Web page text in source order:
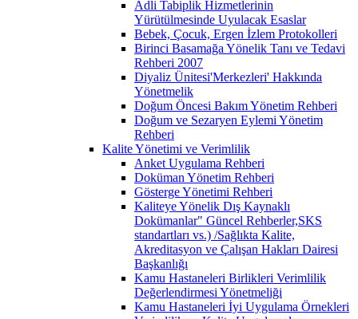
Adli Tabiplik Hizmetlerinin
Yürütülmesinde Uyulacak Esaslar
Bebek, Çocuk, Ergen İzlem Protokolleri
Birinci Basamağa Yönelik Tanı ve Tedavi
Rehberi 2007
Diyaliz Ünitesi'Merkezleri' Hakkında
Yönetmelik
Doğum Öncesi Bakım Yönetim Rehberi
Doğum ve Sezaryen Eylemi Yönetim
Rehberi
Kalite Yönetimi ve Verimlilik
Anket Uygulama Rehberi
Doküman Yönetim Rehberi
Gösterge Yönetimi Rehberi
Kaliteye Yönelik Dış Kaynaklı
Dokümanlar" Güncel Rehberler,SKS
standartları vs.) /Sağlıkta Kalite,
Akreditasyon ve Çalışan Hakları Dairesi
Başkanlığı
Kamu Hastaneleri Birlikleri Verimlilik
Değerlendirmesi Yönetmeliği
Kamu Hastaneleri İyi Uygulama Örnekleri